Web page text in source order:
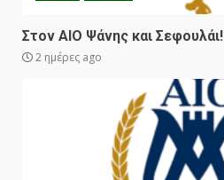
Στον ΑΙΟ Ψάνης και Σεφουλάι!
2 ημέρες ago